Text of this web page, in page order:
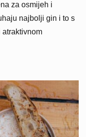
za osmijeh i
najbolji gin i to s
atraktivnom